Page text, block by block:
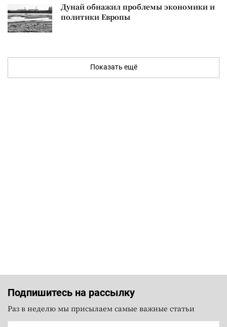
Дунай обнажил проблемы экономики и
политики Европы
Показать ещё
Подпишитесь на рассылку
Раз в неделю мы присылаем самые важные статьи